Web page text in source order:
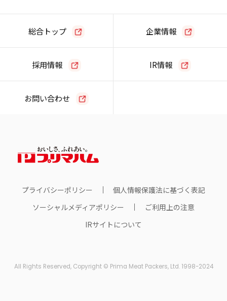
総合トップ 企業情報
採用情報 IR情報
お問い合わせ
プライバシーポリシー
個人情報保護法に基づく表記
ソーシャルメディアポリシー
ご利用上の注意
IRサイトについて
All Rights Reserved, Copyright © Prima Meat Packers, Ltd. 1998-2024